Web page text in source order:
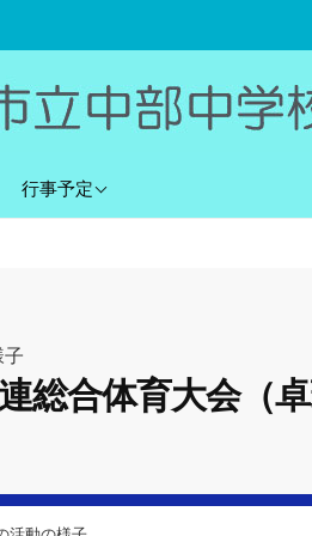
行事予定
直近の行事予定
子
総合体育大会（卓